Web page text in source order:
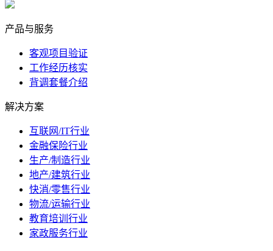
产品与服务
客观项目验证
工作经历核实
背调套餐介绍
解决方案
互联网/IT行业
金融保险行业
生产/制造行业
地产/建筑行业
快消/零售行业
物流/运输行业
教育培训行业
家政服务行业